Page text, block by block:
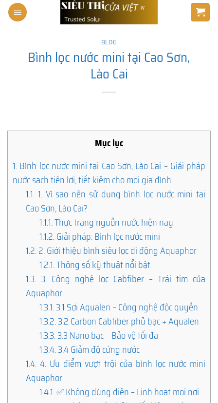
Skip
BLOG
Bình lọc nước mini tại Cao Sơn,
Lào Cai
Mục lục
1. Bình lọc nước mini tại Cao Sơn, Lào Cai – Giải pháp
nước sạch tiện lợi, tiết kiệm cho mọi gia đình
1.1. 1. Vì sao nên sử dụng bình lọc nước mini tại
Cao Sơn, Lào Cai?
1.1.1.Thực trạng nguồn nước hiện nay
1.1.2.Giải pháp: Bình lọc nước mini
1.2.2. Giới thiệu bình siêu lọc di động Aquaphor
1.2.1.Thông số kỹ thuật nổi bật
1.3. 3. Công nghệ lọc Cabfiber – Trái tim của
Aquaphor
1.3.1.3.1 Sợi Aqualen – Công nghệ độc quyền
1.3.2.3.2 Carbon Cabfiber phủ bạc + Aqualen
1.3.3.3.3 Nano bạc – Bảo vệ tối đa
1.3.4.3.4 Giảm độ cứng nước
1.4. 4. Ưu điểm vượt trội của bình lọc nước mini
Aquaphor
1.4.1.✅ Không dùng điện – Linh hoạt mọi nơi